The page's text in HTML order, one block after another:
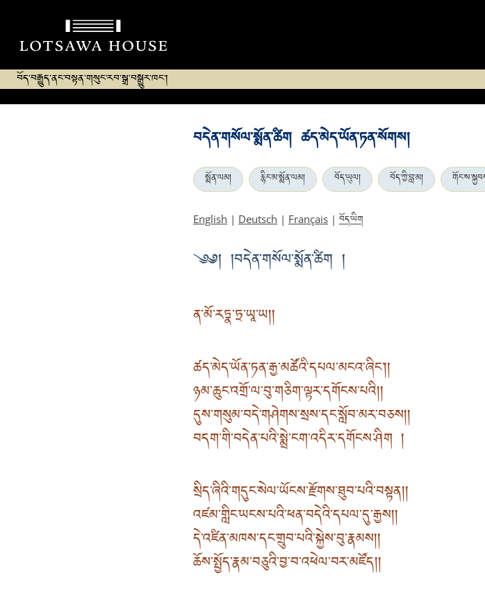
བོད་བརྒྱུད་ནང་བསྟན་གསུང་རབ་སྒྲ་བསྒྱུར་ཁང་།
བདེན་གསོལ་སྨོན་ཚིག ཚད་མེད་ཡོན་ཏན་སོགས།
སྨོན་ལམ། རྙིང་མ་སྨོན་ལམ། བོད་ཡུལ། བོད་ཀྱི་བླ་མ།
English | Deutsch | Français | བོད་ཡིག
༄༅། །བདེན་གསོལ་སྨོན་ཚིག །
ན་མོ་རཏྣ་ཏྲ་ཡཱ་ཡ། །
ཚད་མེད་ཡོན་ཏན་རྒྱ་མཚོའི་དཔལ་མངའ་ཞིང༌། །
ཉམ་ཆུང་འགྲོ་ལ་བུ་གཅིག་ལྟར་དགོངས་པའི། །
དུས་གསུམ་བདེ་གཤེགས་སྲས་དང་སློབ་མར་བཅས། །
བདག་གི་བདེན་པའི་སྨྲེ་ངག་འདིར་དགོངས་ཤིག །
སྲིད་ཞིའི་གདུང་སེལ་ཡོངས་རྫོགས་ཐུབ་པའི་བསྟན། །
འཛམ་གླིང་ཡངས་པའི་ཕན་བདེའི་དཔལ་དུ་རྒྱས། །
དེ་འཛིན་མཁས་དང་གྲུབ་པའི་སྐྱེས་བུ་རྣམས། །
ཆོས་སྤྱོད་རྣམ་བཅུའི་བྱ་བ་འཕེལ་བར་མཛོད། །